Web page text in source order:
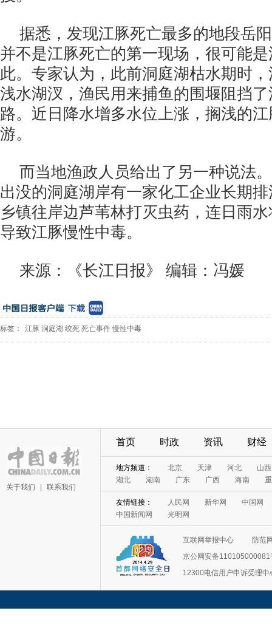
据悉，发现江豚死亡最多的地段岳
并不是江豚死亡的第一现场，很可能
此。专家认为，此前洞庭湖枯水期时
浅水湖汊，渔民用来捕鱼的围堰阻挡
路。近日降水增多水位上涨，搁浅的
游。
而当地渔政人员给出了另一种说法
出没的洞庭湖岸有一家化工企业长期
乡镇往岸边芦苇林打灭虫药，连日雨
导致江豚慢性中毒。
来源：《长江日报》 编辑：冯媛
标签： 江豚 洞庭湖 绞死 死亡事件 慢性中毒
关于我们 联系我们
首页 时政 资讯 财经
地方频道： 北京 天津 河北
山西
湖北
湖南 广东 广西 海南
友情链接： 人民网 新华网
中国网
中国新闻网
光明网
互联网举报中心
防范
京公网安备110105000081
12300电信用户申诉受理中